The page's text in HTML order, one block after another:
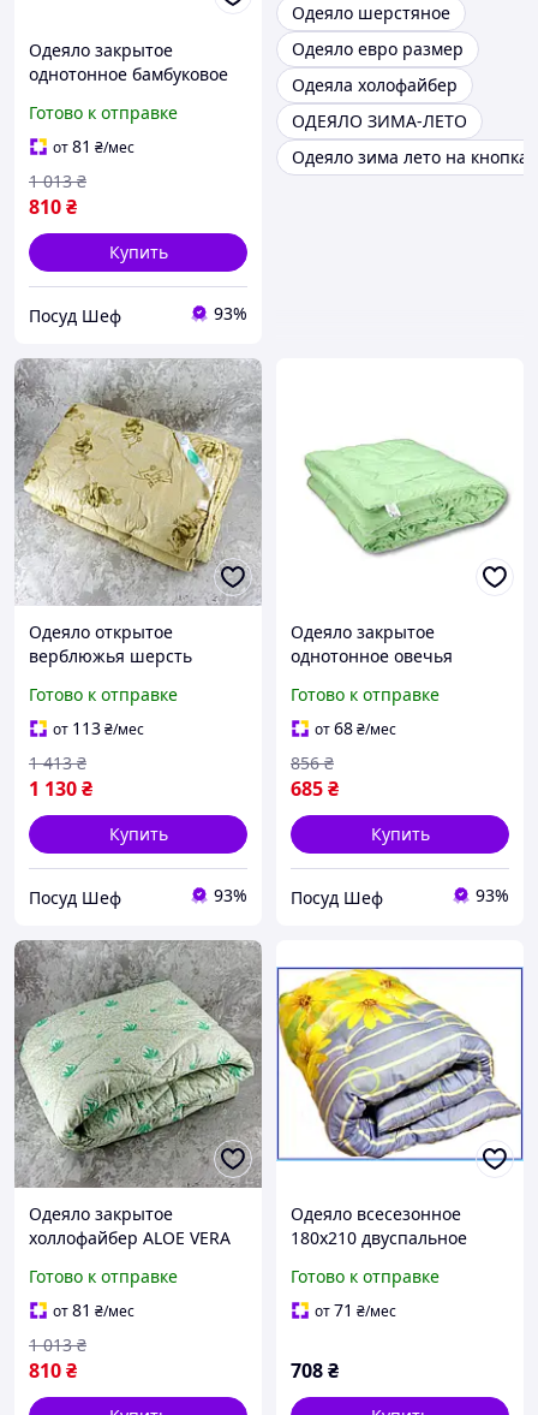
Одеяло закрытое
однотонное бамбуковое
Двуспальное Евро
200х220 34814 ID 1526083
Готово к отправке
от81 ₴/мес
810₴
1 013 ₴
Купить
Посуд Шеф 93%
Одеяло шерстяное
Одеяло евро размер
Одеяла холофайбер
ОДЕЯЛО ЗИМА-ЛЕТО
Одеяло зима лето на кнопках
Одеяло открытое
верблюжья шерсть
Двуспальное Евро
200х220 55062 ID 3903530
Готово к отправке
от 113₴/мес
1 130₴
1 413 ₴
Купить
Посуд Шеф 93%
Одеяло закрытое
однотонное овечья
Полуторное 150х210
54808 ID 1460265
Готово к отправке
от68₴/мес
685₴
856 ₴
Купить
Посуд Шеф 93%
Одеяло закрытое
холлофайбер ALOE VERA
Двуспальное Евро
200х220 55075 ID 3903543
Готово к отправке
от81 ₴/мес
810₴
1 013 ₴
Одеяло всесезонное
180х210 двуспальное
шерсть поликоттон
дышащее мягкое
Готово к отправке
от71 ₴/мес
708₴